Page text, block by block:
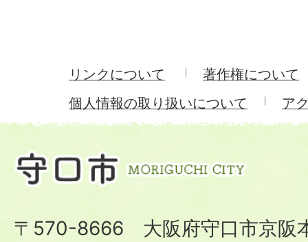
リンクについて
著作権について
個人情報の取り扱いについて
ア
〒570-8666 大阪府守口市京阪